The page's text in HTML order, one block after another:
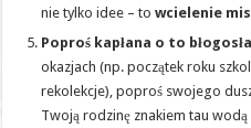
nie tylko idee – towcielenie
Poproś kapłana o to
okazjach (np. początek roku
rekolekcje), poproś swojego
Twoją rodzinę znakiem tau